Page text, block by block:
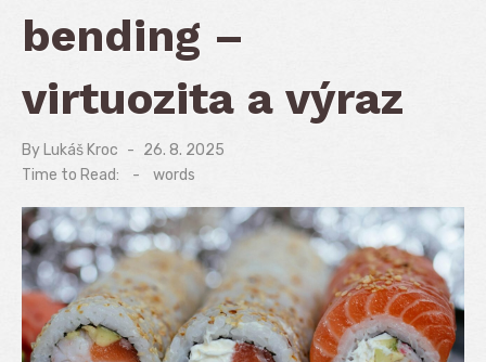
bending –
virtuozita a výraz
By Lukáš Kroc
Posted
on
26. 8. 2025
Time to Read:
- words